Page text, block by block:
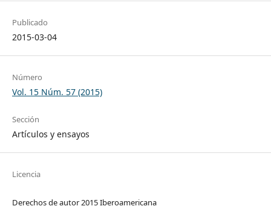
Publicado
2015-03-04
Número
Vol. 15 Núm. 57 (2015)
Sección
Artículos y ensayos
Licencia
Derechos de autor 2015 Iberoamericana